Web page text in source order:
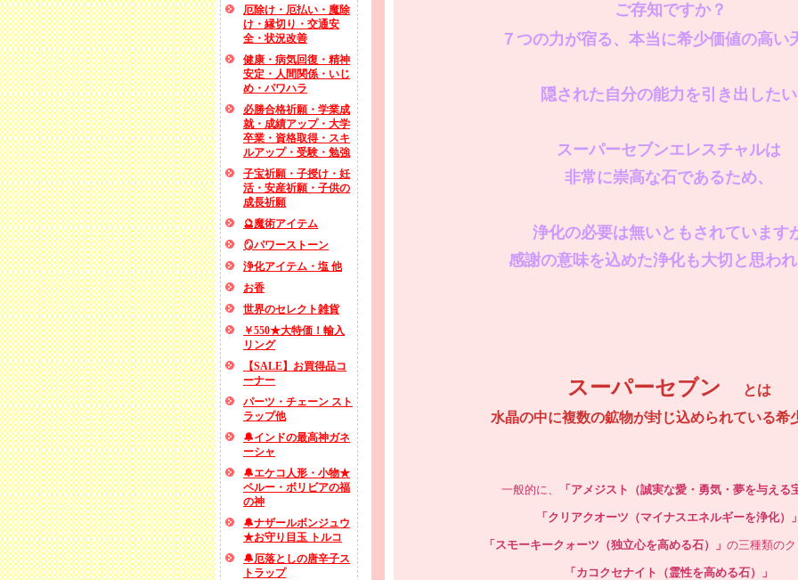
厄除け・厄払い・魔除
け・縁切り・交通安
全・状況改善
健康・病気回復・精神
安定・人間関係・いじ
め・パワハラ
必勝合格祈願・学業成
就・成績アップ・大学
卒業・資格取得・スキ
ルアップ・受験・勉強
子宝祈願・子授け・妊
活・安産祈願・子供の
成長祈願
🔮魔術アイテム
🪞パワーストーン
浄化アイテム・塩 他
お香
世界のセレクト雑貨
￥550★大特価！輸入
リング
【SALE】お買得品コ
ーナー
パーツ・チェーン スト
ラップ他
🔔インドの最高神ガネ
ーシャ
🔔エケコ人形・小物★
ペルー・ボリビアの福
の神
🔔ナザールボンジュウ
★お守り目玉 トルコ
🔔厄落としの唐辛子ス
トラップ
ご存知ですか？
７つの力が宿る、本当に希少価値の高い
隠された自分の能力を引き出したい
スーパーセブンエレスチャルは
非常に崇高な石であるため、
浄化の必要は無いともされています
感謝の意味を込めた浄化も大切と思わ
スーパーセブン
とは
水晶の中に複数の鉱物が封じ込められている希
一般的に、 「アメジスト（誠実な愛・勇気・夢を与える
「クリアクオーツ（マイナスエネルギーを浄化）
「スモーキークォーツ（独立心を高める石）」 の三種類の
「カコクセナイト（霊性を高める石）」